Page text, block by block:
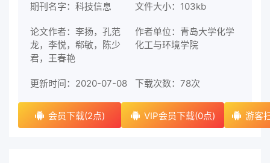
期刊名字：科技信息 文件大小：103kb
论文作者：李扬，孔范
龙，李悦，郗敏，陈少
君，王春艳
作者单位：青岛大学化学
化工与环境学院
更新时间：2020-07-08 下载次数： 78次
会员下载(2点) VIP会员下载(0点) 游客